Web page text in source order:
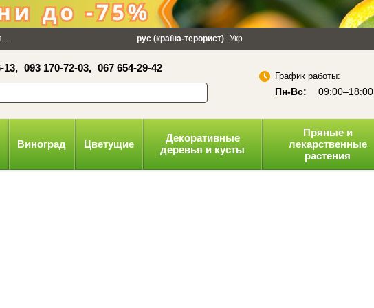
Оплата и доставка Политика конфиденциальности
рус (країна-терорист) Укр
13, 093 170-72-03, 067 654-29-42
График работы:
Пн-Вс: 09:00–18:00
Виноград Цветущие
Декоративные
деревья и кусты
Пряные и
лекарственные
растения